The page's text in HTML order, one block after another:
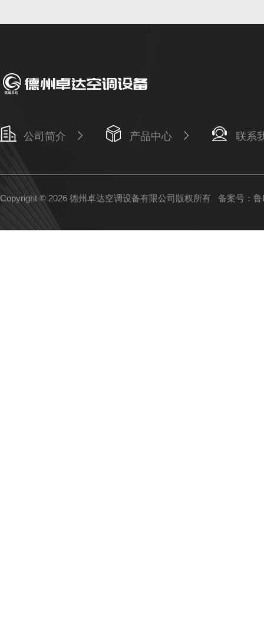
公司简介 产品中心 联系
Copyright © 2026 德州卓达空调设备有限公司版权所有 备案号：